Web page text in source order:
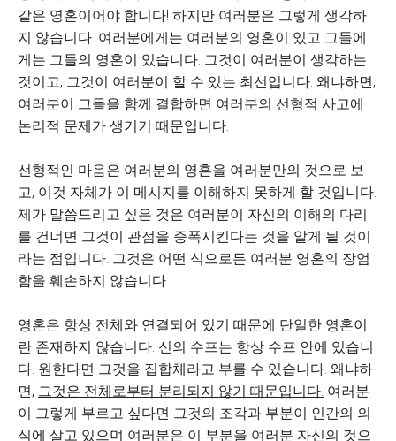
같은 영혼이어야 합니다! 하지만 여러분은 그렇게 생각하
지 않습니다. 여러분에게는 여러분의 영혼이 있고 그들에
게는 그들의 영혼이 있습니다. 그것이 여러분이 생각하는
것이고, 그것이 여러분이 할 수 있는 최선입니다. 왜냐하면,
여러분이 그들을 함께 결합하면 여러분의 선형적 사고에
논리적 문제가 생기기 때문입니다.
선형적인 마음은 여러분의 영혼을 여러분만의 것으로 보
고, 이것 자체가 이 메시지를 이해하지 못하게 할 것입니다.
제가 말씀드리고 싶은 것은 여러분이 자신의 이해의 다리
를 건너면 그것이 관점을 증폭시킨다는 것을 알게 될 것이
라는 점입니다. 그것은 어떤 식으로든 여러분 영혼의 장엄
함을 훼손하지 않습니다.
영혼은 항상 전체와 연결되어 있기 때문에 단일한 영혼이
란 존재하지 않습니다. 신의 수프는 항상 수프 안에 있습니
다. 원한다면 그것을 집합체라고 부를 수 있습니다. 왜냐하
면, 그것은 전체로부터 분리되지 않기 때문입니다. 여러분
이 그렇게 부르고 싶다면 그것의 조각과 부분이 인간의 의
식에 살고 있으며 여러분은 이 부분을 여러분 자신의 것으